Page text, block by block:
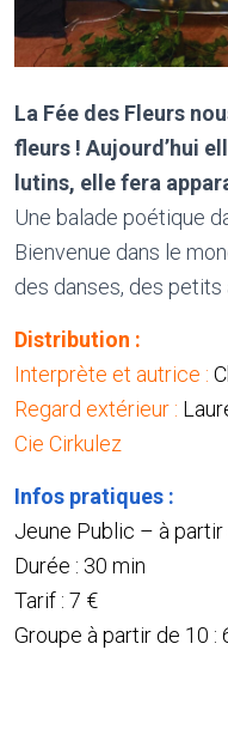
La Fée des Fleurs
fleurs ! Aujourd’hui
lutins, elle fera
Une balade poétique
Bienvenue dans le
des danses, des petits
Distribution :
Interprète et autrice :
Regard extérieur :
Cie Cirkulez
Infos pratiques :
Jeune Public – à
Durée : 30 min
Tarif : 7 €
Groupe à partir de 10 :